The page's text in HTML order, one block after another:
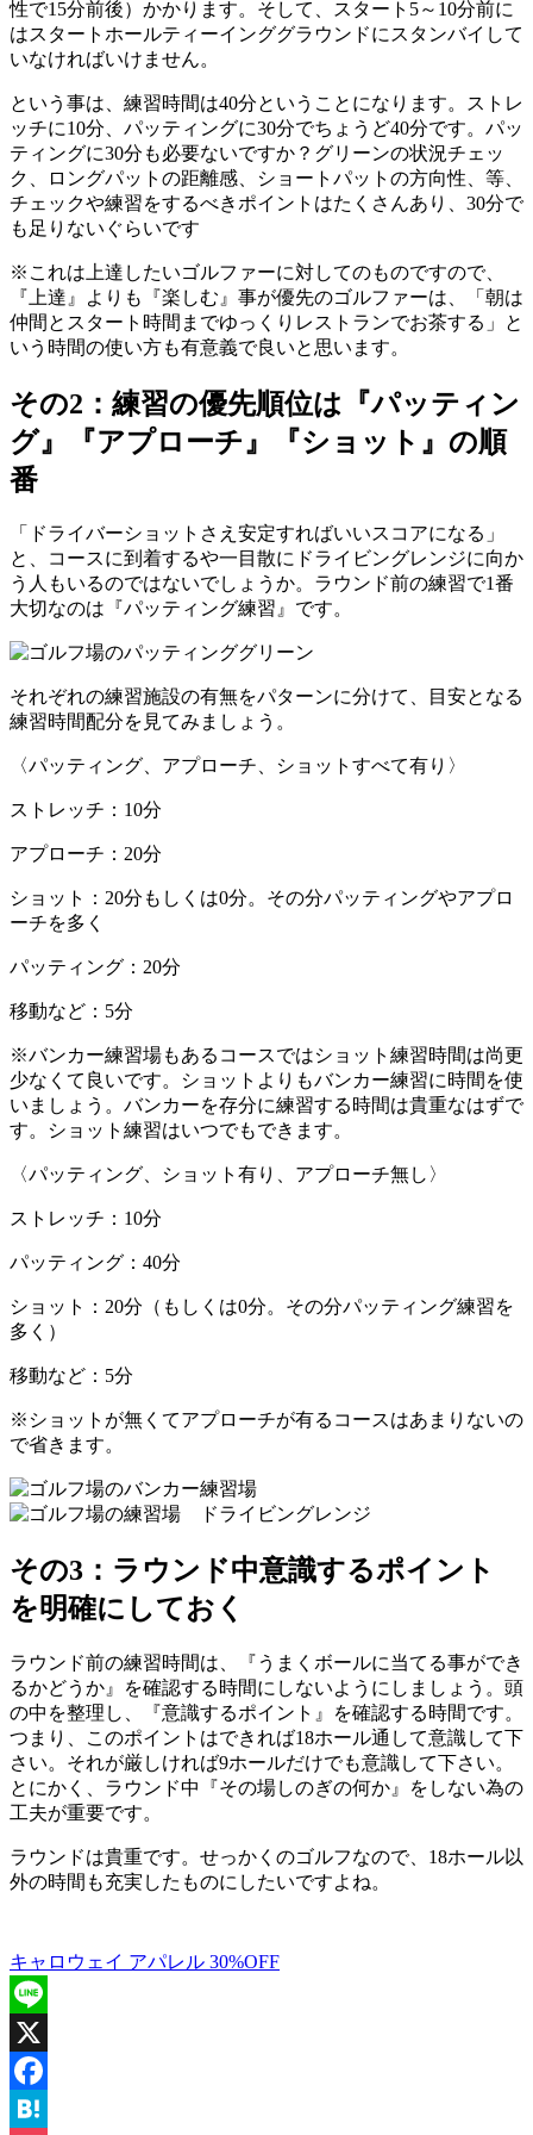
性で15分前後）かかります。そして、スタート5～10分前に
はスタートホールティーインググラウンドにスタンバイして
いなければいけません。
という事は、練習時間は40分ということになります。ストレ
ッチに10分、パッティングに30分でちょうど40分です。パッ
ティングに30分も必要ないですか？グリーンの状況チェッ
ク、ロングパットの距離感、ショートパットの方向性、等、
チェックや練習をするべきポイントはたくさんあり、30分で
も足りないぐらいです
※これは上達したいゴルファーに対してのものですので、
『上達』よりも『楽しむ』事が優先のゴルファーは、「朝は
仲間とスタート時間までゆっくりレストランでお茶する」と
いう時間の使い方も有意義で良いと思います。
その2：練習の優先順位は『パッティン
グ』『アプローチ』『ショット』の順
番
「ドライバーショットさえ安定すればいいスコアになる」
と、コースに到着するや一目散にドライビングレンジに向か
う人もいるのではないでしょうか。ラウンド前の練習で1番
大切なのは『パッティング練習』です。
それぞれの練習施設の有無をパターンに分けて、目安となる
練習時間配分を見てみましょう。
〈パッティング、アプローチ、ショットすべて有り〉
ストレッチ：10分
アプローチ：20分
ショット：20分もしくは0分。その分パッティングやアプロ
ーチを多く
パッティング：20分
移動など：5分
※バンカー練習場もあるコースではショット練習時間は尚更
少なくて良いです。ショットよりもバンカー練習に時間を使
いましょう。バンカーを存分に練習する時間は貴重なはずで
す。ショット練習はいつでもできます。
〈パッティング、ショット有り、アプローチ無し〉
ストレッチ：10分
パッティング：40分
ショット：20分（もしくは0分。その分パッティング練習を
多く）
移動など：5分
※ショットが無くてアプローチが有るコースはあまりないの
で省きます。
その3：ラウンド中意識するポイント
を明確にしておく
ラウンド前の練習時間は、『うまくボールに当てる事ができ
るかどうか』を確認する時間にしないようにしましょう。頭
の中を整理し、『意識するポイント』を確認する時間です。
つまり、このポイントはできれば18ホール通して意識して下
さい。それが厳しければ9ホールだけでも意識して下さい。
とにかく、ラウンド中『その場しのぎの何か』をしない為の
工夫が重要です。
ラウンドは貴重です。せっかくのゴルフなので、18ホール以
外の時間も充実したものにしたいですよね。
キャロウェイ アパレル 30%OFF
Line
X
Facebook